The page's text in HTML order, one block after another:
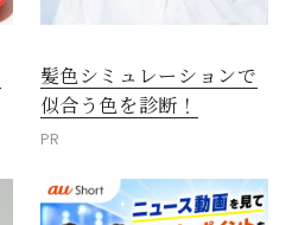
髪色シミュレーションで
似合う色を診断！
PR